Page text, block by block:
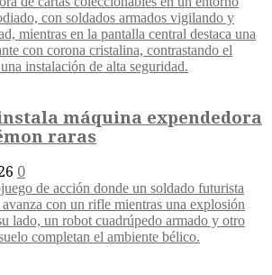
máquina expendedora
raras
0